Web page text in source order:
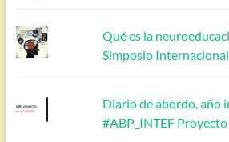
Qué es la
Simposio
Diario de abordo, año
#ABP_INTEF